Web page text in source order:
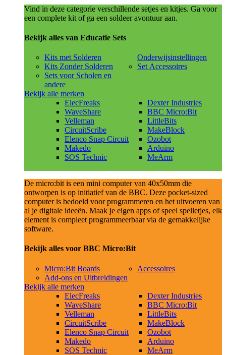
Vind in deze categorie verschillende setjes en kitjes. Ga voor
een complete kit of ga een soldeer avontuur aan.
Bekijk alles van Educatie Sets
Kits met Solderen
Kits Zonder Solderen
Sets voor Scholen en
andere
Onderwijsinstellingen
Set Accessoires
Bekijk alle merken
ElecFreaks
WaveShare
Velleman
CircuitScribe
Elenco Snap Circuit
Makedo
SOS Technic
Dexter Industries
BBC Micro:Bit
LittleBits
MakeBlock
Ozobot
Arduino
MeArm
De micro:bit is een mini computer van 40x50mm die
ontworpen is op initiatief van de BBC. Deze pocket-sized
computer is bedoeld voor programmeren en het uitvoeren van
al je digitale ideeën. Maak je eigen apps of speel spelletjes, elk
element is compleet programmeerbaar via de gemakkelijke
software.
Bekijk alles voor BBC Micro:Bit
Micro:Bit Boards
Add-ons en Uitbreidingen
Accessoires
Bekijk alle merken
ElecFreaks
WaveShare
Velleman
CircuitScribe
Elenco Snap Circuit
Makedo
SOS Technic
Dexter Industries
BBC Micro:Bit
LittleBits
MakeBlock
Ozobot
Arduino
MeArm